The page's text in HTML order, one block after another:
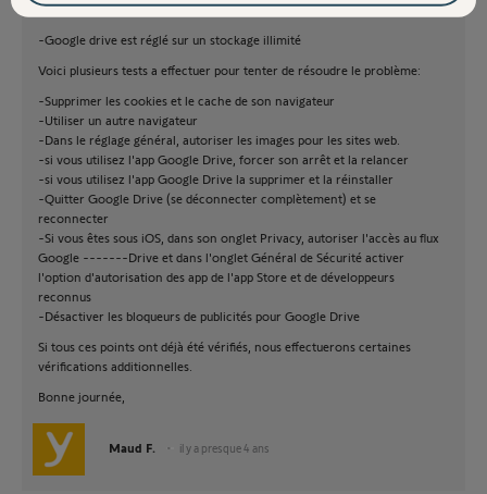
d'erreur de compte
-Google drive est réglé sur un stockage illimité
Voici plusieurs tests a effectuer pour tenter de résoudre le problème:
-Supprimer les cookies et le cache de son navigateur
-Utiliser un autre navigateur
-Dans le réglage général, autoriser les images pour les sites web.
-si vous utilisez l'app Google Drive, forcer son arrêt et la relancer
-si vous utilisez l'app Google Drive la supprimer et la réinstaller
-Quitter Google Drive (se déconnecter complètement) et se
reconnecter
-Si vous êtes sous iOS, dans son onglet Privacy, autoriser l'accès au flux
Google -------Drive et dans l'onglet Général de Sécurité activer
l'option d'autorisation des app de l'app Store et de développeurs
reconnus
-Désactiver les bloqueurs de publicités pour Google Drive
Si tous ces points ont déjà été vérifiés, nous effectuerons certaines
vérifications additionnelles.
Bonne journée,
Maud F. il y a presque 4 ans